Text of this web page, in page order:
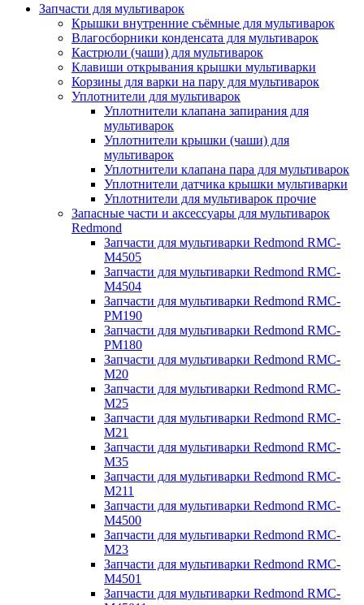
Запчасти для мультиварок
Крышки внутренние съёмные для мультиварок
Влагосборники конденсата для мультиварок
Кастрюли (чаши) для мультиварок
Клавиши открывания крышки мультиварки
Корзины для варки на пару для мультиварок
Уплотнители для мультиварок
Уплотнители клапана запирания для
мультиварок
Уплотнители крышки (чаши) для
мультиварок
Уплотнители клапана пара для мультиварок
Уплотнители датчика крышки мультиварки
Уплотнители для мультиварок прочие
Запасные части и аксессуары для мультиварок
Redmond
Запчасти для мультиварки Redmond RMC-
M4505
Запчасти для мультиварки Redmond RMC-
M4504
Запчасти для мультиварки Redmond RMC-
PM190
Запчасти для мультиварки Redmond RMC-
PM180
Запчасти для мультиварки Redmond RMC-
M20
Запчасти для мультиварки Redmond RMC-
M25
Запчасти для мультиварки Redmond RMC-
M21
Запчасти для мультиварки Redmond RMC-
M35
Запчасти для мультиварки Redmond RMC-
M211
Запчасти для мультиварки Redmond RMC-
M4500
Запчасти для мультиварки Redmond RMC-
M23
Запчасти для мультиварки Redmond RMC-
M4501
Запчасти для мультиварки Redmond RMC-